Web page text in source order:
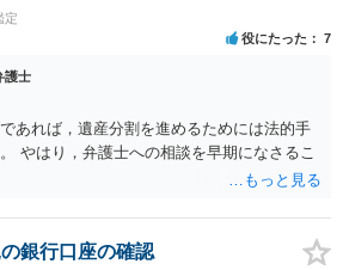
定
役にたった 7
護士
あれば，遺産分割を進めるためには法的手
やはり，弁護士への相談を早期になさるこ
銀行口座の確認